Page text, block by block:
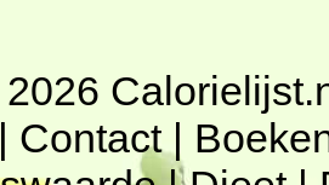
| Contact|